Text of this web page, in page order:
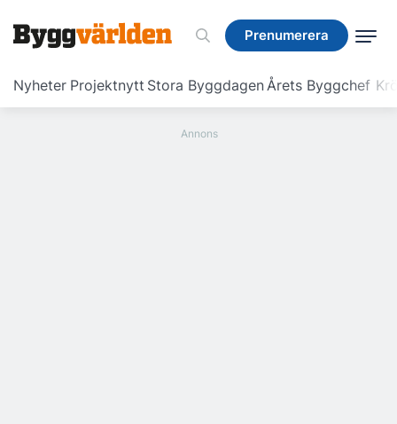
Prenumerera
Nyheter Projektnytt Stora ByggdagenÅrets Byggchef
Prenumerera